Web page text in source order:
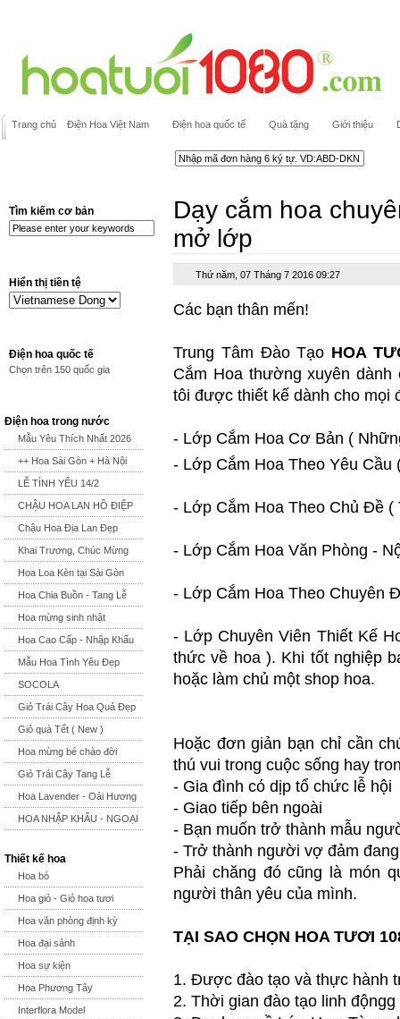
Trang chủ Điện Hoa Việt Nam Điện hoa quốc tế Quà tặng Giới thiệu
Tìm kiếm cơ bản
Hiển thị tiền tệ
Điện hoa quốc tế
Chọn trên 150 quốc gia
Điện hoa trong nước
Mẫu Yêu Thích Nhất 2026
++ Hoa Sài Gòn + Hà Nội
LỄ TÌNH YÊU 14/2
CHẬU HOA LAN HỒ ĐIỆP
Chậu Hoa Địa Lan Đẹp
Khai Trương, Chúc Mừng
Hoa Loa Kèn tại Sài Gòn
Hoa Chia Buồn - Tang Lễ
Hoa mừng sinh nhật
Hoa Cao Cấp - Nhập Khẩu
Mẫu Hoa Tình Yêu Đẹp
SOCOLA
Giỏ Trái Cây Hoa Quả Đẹp
Giỏ quà Tết ( New )
Hoa mừng bé chào đời
Giỏ Trái Cây Tang Lễ
Hoa Lavender - Oải Hương
HOA NHẬP KHẨU - NGOẠI
Thiết kế hoa
Hoa bó
Hoa giỏ - Giỏ hoa tươi
Hoa văn phòng định kỳ
Hoa đại sảnh
Hoa sự kiện
Hoa Phương Tây
Interflora Model
Dạy cắm hoa
mở lớp
Thứ năm, 07 Tháng 7 2016 09:27
Các bạn thân mến!
Trung Tâm Đào Tạo HOA
Cắm Hoa thường xuyên
tôi được thiết kế dành cho mọi
- Lớp Cắm Hoa Cơ Bản (
- Lớp Cắm Hoa Theo Yêu Cầu
- Lớp Cắm Hoa Theo Chủ Đề (
- Lớp Cắm Hoa Văn Phòng -
- Lớp Cắm Hoa Theo Chuyên
- Lớp Chuyên Viên Thiết Kế
thức về hoa ). Khi tốt nghiệp
hoặc làm chủ một shop hoa.
Hoặc đơn giản bạn chỉ cần
thú vui trong cuộc sống hay
- Gia đình có dịp tổ chức lễ hội
- Giao tiếp bên ngoài
- Bạn muốn trở thành mẫu
- Trở thành người vợ đảm
Phải chăng đó cũng là món
người thân yêu của mình.
TẠI SAO CHỌN HOA TƯƠI
1. Được đào tạo và thực hành
2. Thời gian đào tạo linh